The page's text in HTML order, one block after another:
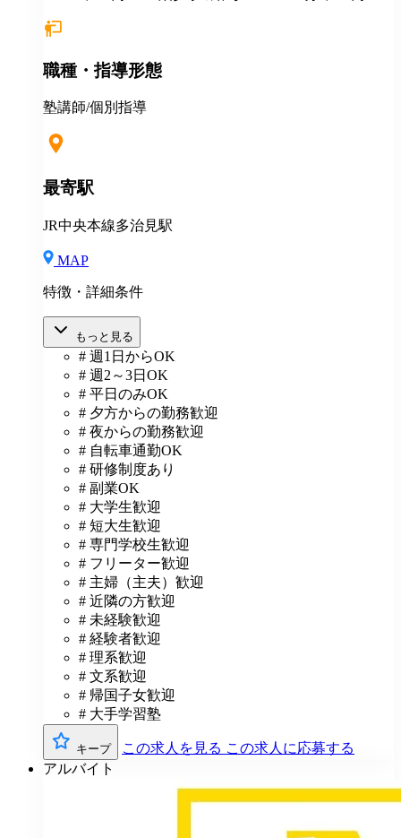
に授業にも入っていただきます。 未経験の方でも一か
職種・指導形態
塾講師/個別指導
最寄駅
JR中央本線多治見駅
MAP
特徴・詳細条件
もっと見る
# 週1日からOK
# 週2～3日OK
# 平日のみOK
# 夕方からの勤務歓迎
# 夜からの勤務歓迎
# 自転車通勤OK
# 研修制度あり
# 副業OK
# 大学生歓迎
# 短大生歓迎
# 専門学校生歓迎
# フリーター歓迎
# 主婦（主夫）歓迎
# 近隣の方歓迎
# 未経験歓迎
# 経験者歓迎
# 理系歓迎
# 文系歓迎
# 帰国子女歓迎
# 大手学習塾
キープ この求人を見る この求人に応募する
アルバイト